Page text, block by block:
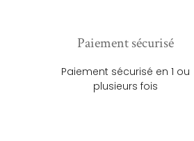
Paiement sécurisé
Paiement sécurisé en 1 ou
plusieurs fois